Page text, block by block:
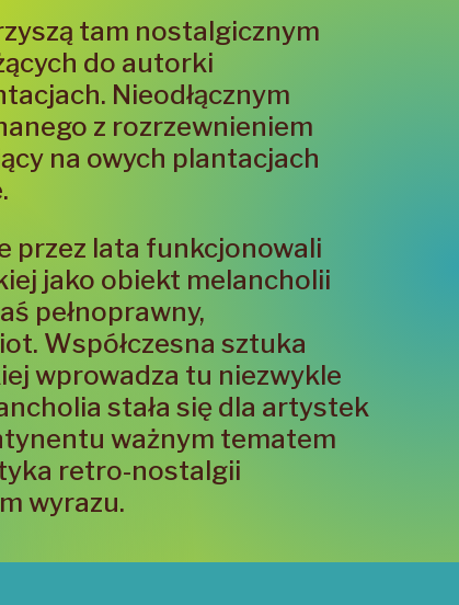
tam nostalgicznym
do autorki
Nieodłącznym
z rozrzewnieniem
na owych plantacjach
przez lata funkcjonowali
jako obiekt melancholii
pełnoprawny,
Współczesna sztuka
wprowadza tu niezwykle
stała się dla artystek
ważnym tematem
retro-nostalgii
wyrazu.